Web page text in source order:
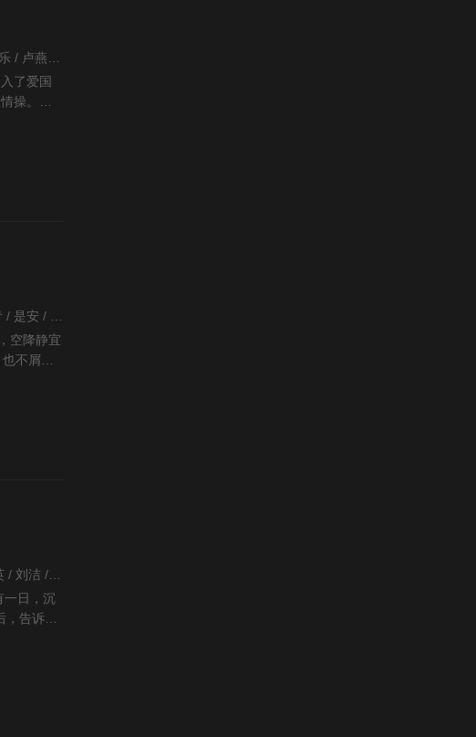
了爱国
操。当
空降静宜
不屑对
余明生 / 王博 / 周洁 / 刘小锋 / 陈创 / 颜丹晨 / 宗峰岩 / 曹骏 / 王卫国 / 杨斯 / 朱亚英 / 刘洁 / 王翔 / 谢宁 / 焦恩俊 / 舒畅 / 刘晓庆 / 游本昌 / 刘宇桥 / 朴诗妍 / 吴国华 / 林湘萍 / 田二喜 / 王文升 / 马杰林 / 万妮恩 / 嘟嘟 / 李保成 / 洛葳 / 张志超 / 汪永贵 / 田学民 / 丁健 / 史良 /
一日，沉
告诉了